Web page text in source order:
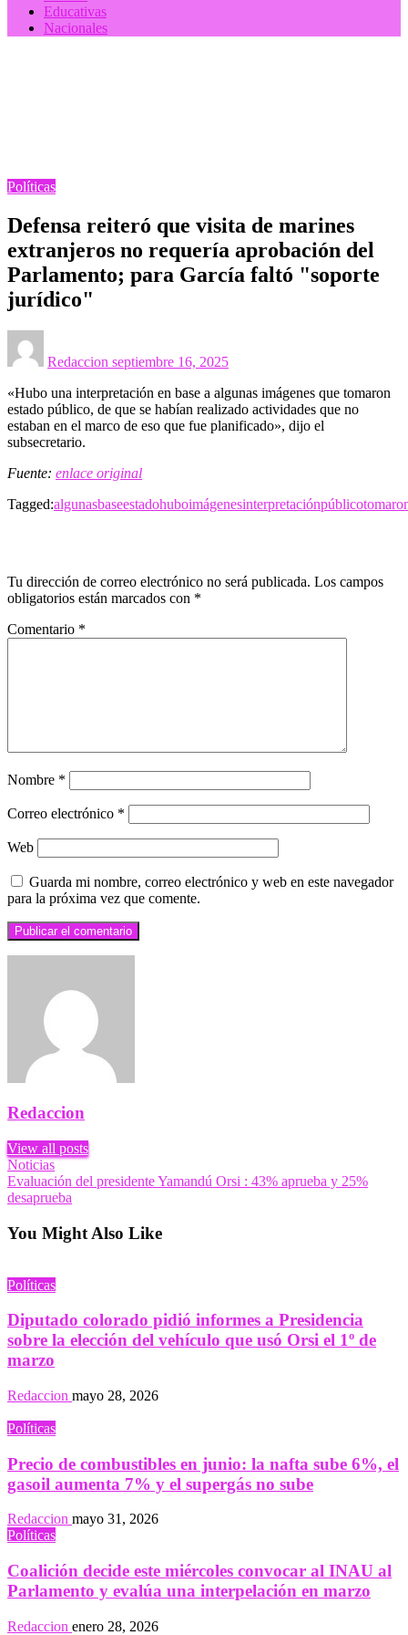
Educativas
Nacionales
Políticas
Defensa reiteró que visita de marines
extranjeros no requería aprobación del
Parlamento; para García faltó "soporte
jurídico"
Redaccion septiembre 16, 2025
«Hubo una interpretación en base a algunas imágenes que tomaron
estado público, de que se habían realizado actividades que no
estaban en el marco de eso que fue planificado», dijo el
subsecretario.
Fuente: enlace original
Tagged:algunasbaseestadohuboimágenesinterpretaciónpúblico
Tu dirección de correo electrónico no será publicada. Los campos
obligatorios están marcados con *
Comentario *
Nombre *
Correo electrónico *
Web
Guarda mi nombre, correo electrónico y web en este navegador
para la próxima vez que comente.
Redaccion
View all posts
Navegación
de
Previous
Post
Noticias
Next
Post
Evaluación del presidente Yamandú Orsi : 43% aprueba y 25%
desaprueba
You Might Also Like
Políticas
Diputado colorado pidió informes a Presidencia
sobre la elección del vehículo que usó Orsi el 1º de
marzo
Redaccion mayo 28, 2026
Políticas
Precio de combustibles en junio: la nafta sube 6%, el
gasoil aumenta 7% y el supergás no sube
Redaccion mayo 31, 2026
Políticas
Coalición decide este miércoles convocar al INAU al
Parlamento y evalúa una interpelación en marzo
Redaccion enero 28, 2026